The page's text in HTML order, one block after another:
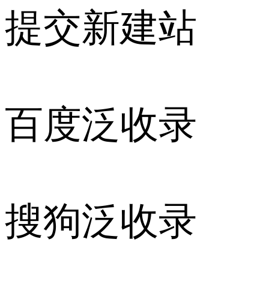
提交新建站
百度泛收录
搜狗泛收录